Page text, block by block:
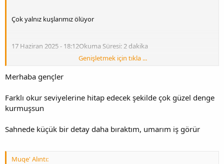
Çok yalnız kuşlarımız ölüyor
17 Haziran 2025 - 18:12Okuma Süresi: 2 dakika
Genişletmek için tıkla ...
Merhaba gençler
Farklı okur seviyelerine hitap edecek şekilde çok güzel denge
kurmuşsun
Sahnede küçük bir detay daha bıraktım, umarım iş görür
Muqe' Alıntı: